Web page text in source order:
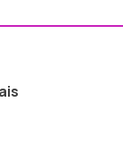
ao